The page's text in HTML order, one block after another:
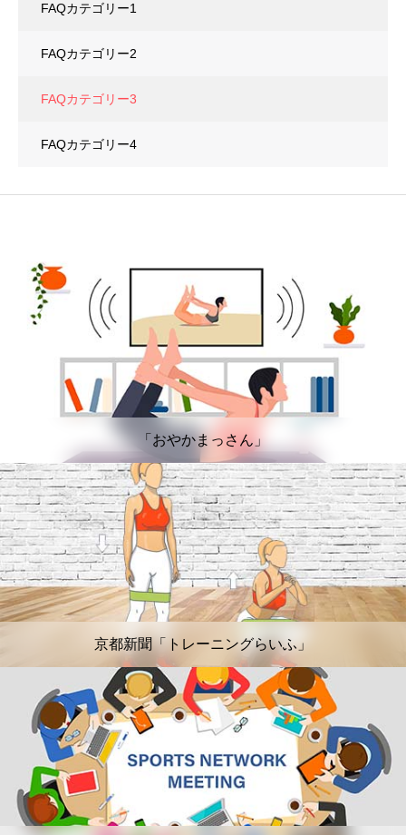
FAQカテゴリー1
FAQカテゴリー2
FAQカテゴリー3
FAQカテゴリー4
「おやかまっさん」
京都新聞「トレーニングらいふ」